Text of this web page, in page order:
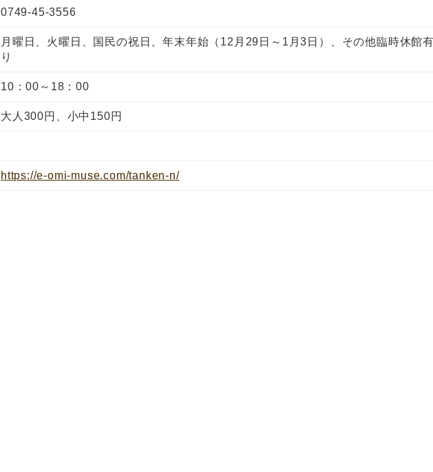
0749-45-3556
月曜日、火曜日、国民の祝日、年末年始（12月29日～1月3日）、その他臨時休館有
り
10：00～18：00
大人300円、小中150円
https://e-omi-muse.com/tanken-n/